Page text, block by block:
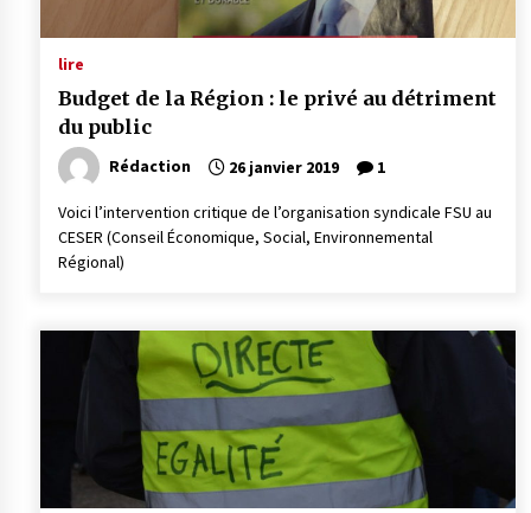
lire
Budget de la Région : le privé au détriment
du public
Rédaction 26 janvier 2019 1
Voici l’intervention critique de l’organisation syndicale FSU au
CESER (Conseil Économique, Social, Environnemental
Régional)